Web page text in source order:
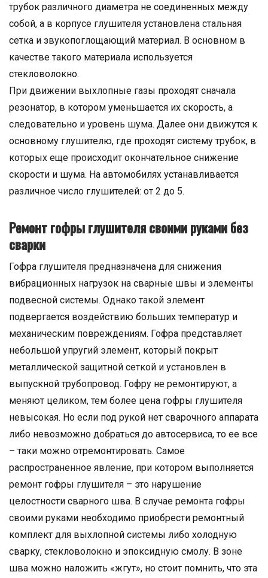
трубок различного диаметра не соединенных между
собой, а в корпусе глушителя установлена стальная
сетка и звукопоглощающий материал. В основном в
качестве такого материала используется
стекловолокно.
При движении выхлопные газы проходят сначала
резонатор, в котором уменьшается их скорость, а
следовательно и уровень шума. Далее они движутся к
основному глушителю, где проходят систему трубок, в
которых еще происходит окончательное снижение
скорости и шума. На автомобилях устанавливается
различное число глушителей: от 2 до 5.
Ремонт гофры глушителя своими руками без
сварки
Гофра глушителя предназначена для снижения
вибрационных нагрузок на сварные швы и элементы
подвесной системы. Однако такой элемент
подвергается воздействию больших температур и
механическим повреждениям. Гофра представляет
небольшой упругий элемент, который покрыт
металлической защитной сеткой и установлен в
выпускной трубопровод. Гофру не ремонтируют, а
меняют целиком, тем более цена гофры глушителя
невысокая. Но если под рукой нет сварочного аппарата
либо невозможно добраться до автосервиса, то ее все
– таки можно отремонтировать. Самое
распространенное явление, при котором выполняется
ремонт гофры глушителя – это нарушение
целостности сварного шва. В случае ремонта гофры
своими руками необходимо приобрести ремонтный
комплект для выхлопной системы либо холодную
сварку, стекловолокно и эпоксидную смолу. В зоне
шва можно наложить «жгут», но стоит помнить, что эта